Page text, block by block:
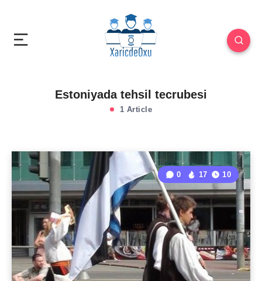
Estoniyada tehsil tecrubesi
1 Article
0 17 10